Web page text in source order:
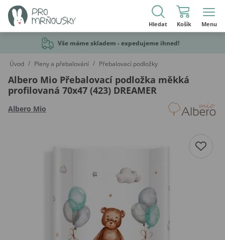
Hledat Košík Menu
Vše máme skladem - expedujeme ihned!
Úvod / Pleny a přebalování / Přebalovací podložky
Albero Mio Přebalovací podložka měkká
profilovaná 70x47 (423) DREAMER
Albero Mio